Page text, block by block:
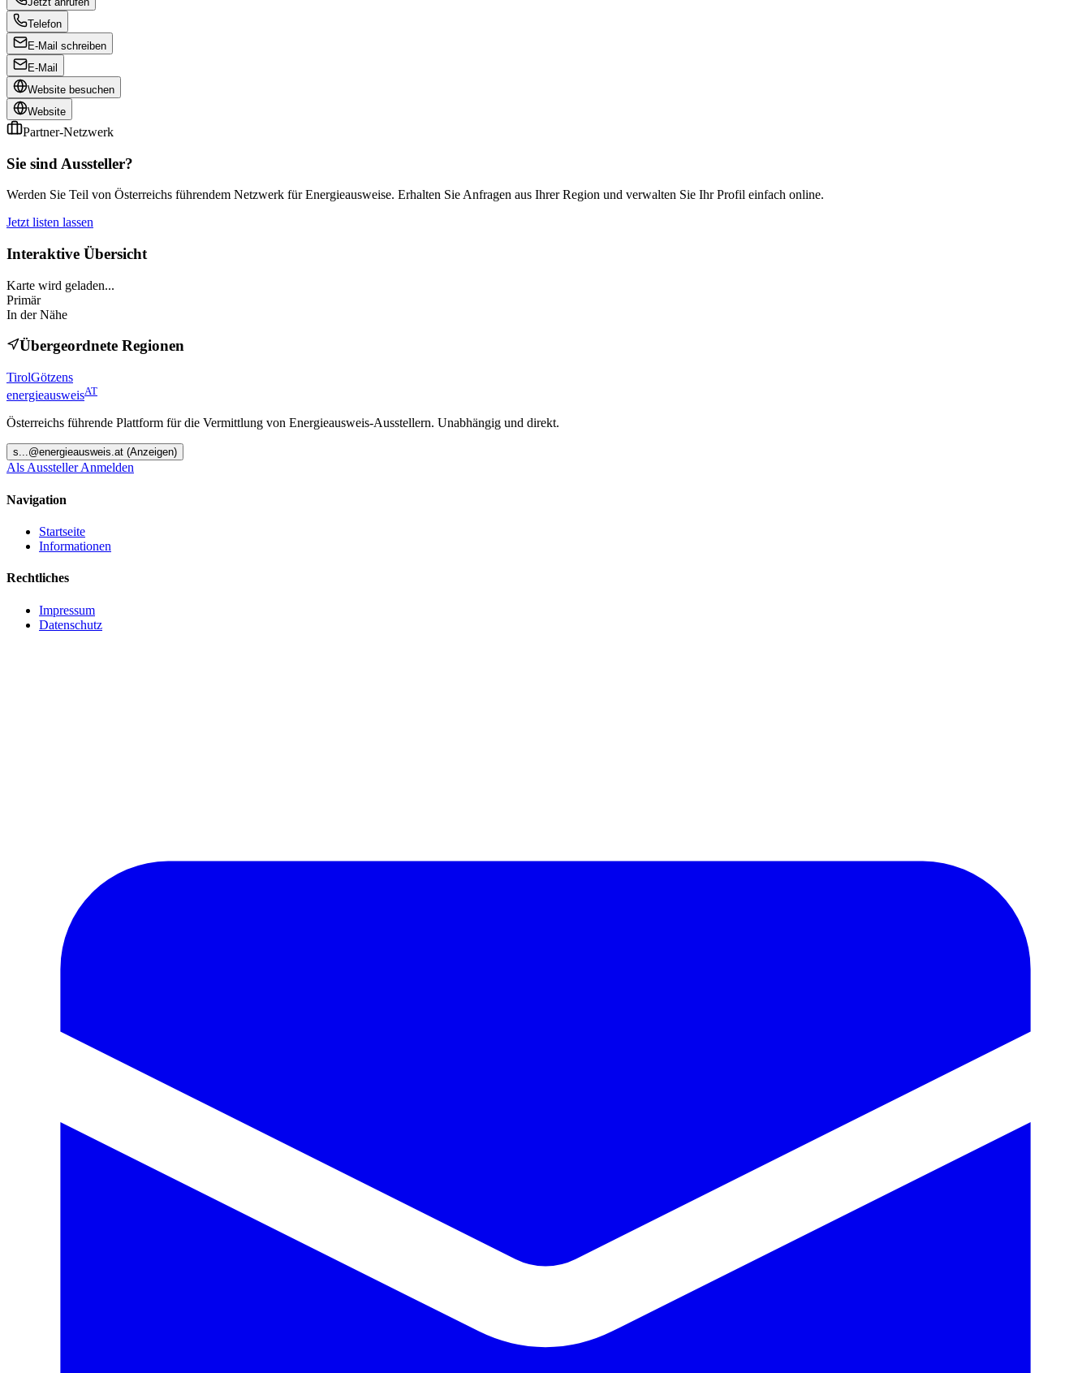
Telefon
E-Mail schreiben
E-Mail
Website besuchen
Website
Partner-Netzwerk
Sie sind Aussteller?
Werden Sie Teil von Österreichs führendem Netzwerk für Energieausweise. Erhalten Sie Anfragen aus Ihrer Region und verwalten Sie Ihr Profil einfach online.
Jetzt listen lassen
Interaktive Übersicht
Karte wird geladen...
Primär
In der Nähe
Übergeordnete Regionen
TirolGötzens
energieausweisAT
Österreichs führende Plattform für die Vermittlung von Energieausweis-Ausstellern. Unabhängig und direkt.
s...@energieausweis.at (Anzeigen)
Als Aussteller Anmelden
Navigation
Startseite
Informationen
Rechtliches
Impressum
Datenschutz